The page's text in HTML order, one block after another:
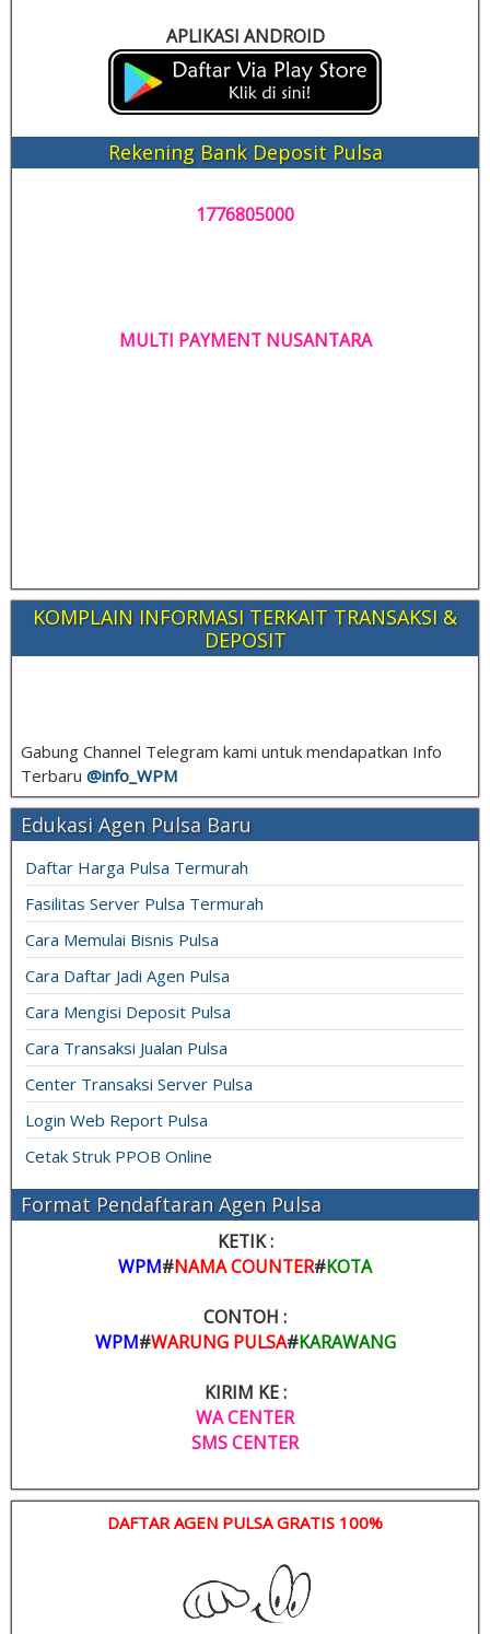
APLIKASI ANDROID
Rekening Bank Deposit Pulsa
1776805000
MULTI PAYMENT NUSANTARA
KOMPLAIN INFORMASI TERKAIT TRANSAKSI &
DEPOSIT
Gabung Channel Telegram kami untuk mendapatkan Info
Terbaru @info_ WPM
Edukasi Agen Pulsa Baru
Daftar Harga Pulsa Termurah
Fasilitas Server Pulsa Termurah
Cara Memulai Bisnis Pulsa
Cara Daftar Jadi Agen Pulsa
Cara Mengisi Deposit Pulsa
Cara Transaksi Jualan Pulsa
Center Transaksi Server Pulsa
Login Web Report Pulsa
Cetak Struk PPOB Online
Format Pendaftaran Agen Pulsa
KETIK :
WPM#NAMA COUNTER#KOTA
CONTOH :
WPM#WARUNG PULSA#KARAWANG
KIRIM KE :
WA CENTER
SMS CENTER
DAFTAR AGEN PULSA GRATIS 100%